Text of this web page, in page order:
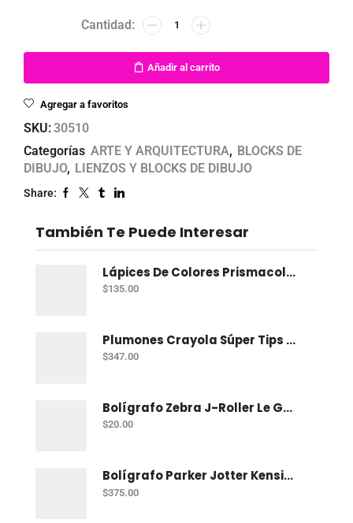
Añadir al carrito
Agregar a favoritos
SKU:30510
Categorías ARTE Y ARQUITECTURA, BLOCKS DE
DIBUJO, LIENZOS Y BLOCKS DE DIBUJO
Share:
También Te Puede Interesar
Lápices De Colores Prismacolor Junior Con 12 Dual
$135.00
Plumones Crayola Súper Tips Con 50
$347.00
Bolígrafo Zebra J-Roller Le Gel 0.7 Mm Azul
$20.00
Bolígrafo Parker Jotter Kensington Ct Bp
$375.00